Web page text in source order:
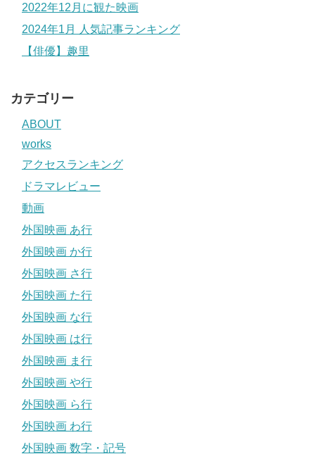
2022年12月に観た映画
2024年1月 人気記事ランキング
【俳優】趣里
カテゴリー
ABOUT
works
アクセスランキング
ドラマレビュー
動画
外国映画 あ行
外国映画 か行
外国映画 さ行
外国映画 た行
外国映画 な行
外国映画 は行
外国映画 ま行
外国映画 や行
外国映画 ら行
外国映画 わ行
外国映画 数字・記号